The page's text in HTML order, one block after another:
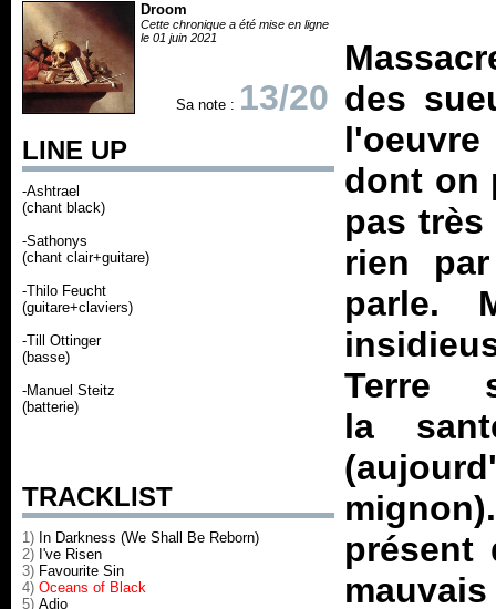
Droom
Cette chronique a été mise en ligne
le 01 juin 2021
Sa note : 13/20
LINE UP
-Ashtrael
(chant black)
-Sathonys
(chant clair+guitare)
-Thilo Feucht
(guitare+claviers)
-Till Ottinger
(basse)
-Manuel Steitz
(batterie)
TRACKLIST
1) In Darkness (We Shall Be Reborn)
2) I've Risen
3) Favourite Sin
4) Oceans of Black
5) Adio
des
dont on
pas très
rien
parle.
Terre
la
présent